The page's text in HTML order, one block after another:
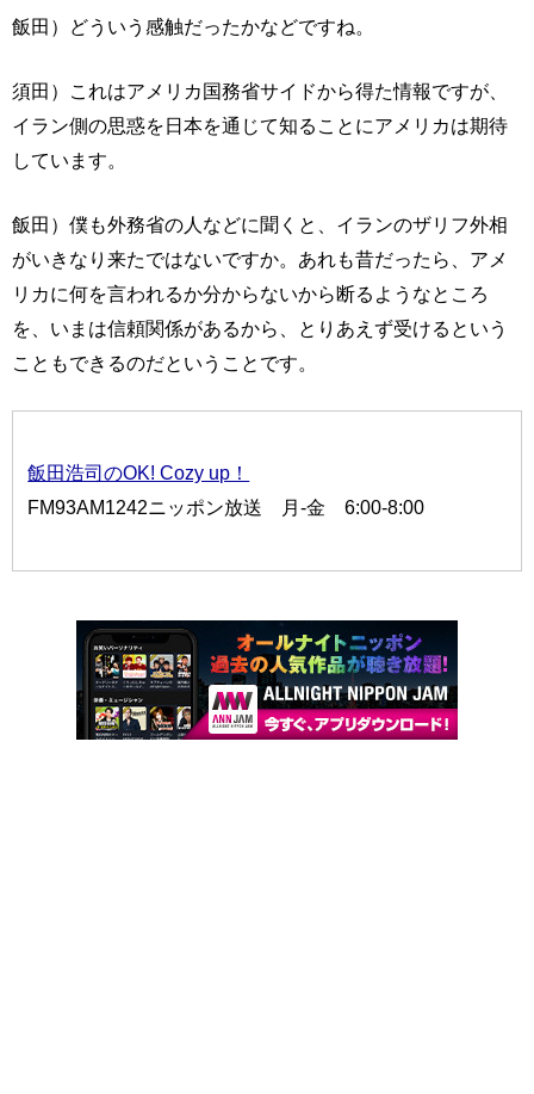
飯田）どういう感触だったかなどですね。
須田）これはアメリカ国務省サイドから得た情報ですが、
イラン側の思惑を日本を通じて知ることにアメリカは期待
しています。
飯田）僕も外務省の人などに聞くと、イランのザリフ外相
がいきなり来たではないですか。あれも昔だったら、アメ
リカに何を言われるか分からないから断るようなところ
を、いまは信頼関係があるから、とりあえず受けるという
こともできるのだということです。
飯田浩司のOK! Cozy up！
FM93AM1242ニッポン放送 月-金 6:00-8:00